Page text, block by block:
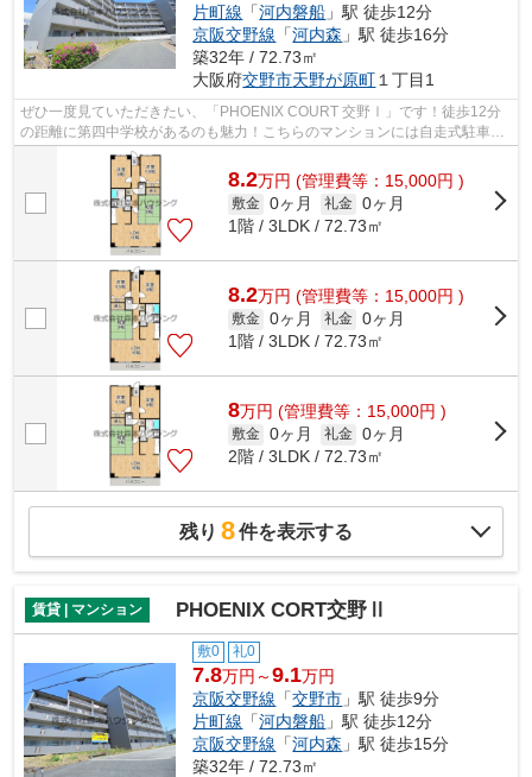
片町線 「河内磐船 」駅 徒歩12分
京阪交野線 「河内森 」駅 徒歩16分
築32年 / 72.73㎡
大阪府交野市天野が原町 １丁目1
ぜひ一度見ていただきたい、「PHOENIX COURT 交野Ⅰ」です！徒歩12分
の距離に第四中学校があるのも魅力！こちらのマンションには自走式駐車場
あり！こちらの物件は周辺に駅が2つあるの...
8.2万円 (管理費等：15,000円 )
敷金 0ヶ月 礼金 0ヶ月
1階 / 3LDK / 72.73㎡
8.2万円 (管理費等：15,000円 )
敷金 0ヶ月 礼金 0ヶ月
1階 / 3LDK / 72.73㎡
8万円 (管理費等：15,000円 )
敷金 0ヶ月 礼金 0ヶ月
2階 / 3LDK / 72.73㎡
残り 8件を表示する
賃貸 | マンション PHOENIX CORT交野Ⅱ
敷0 礼0
7.8万円～9.1万円
京阪交野線 「交野市 」駅 徒歩9分
片町線 「河内磐船 」駅 徒歩12分
京阪交野線 「河内森 」駅 徒歩15分
築32年 / 72.73㎡